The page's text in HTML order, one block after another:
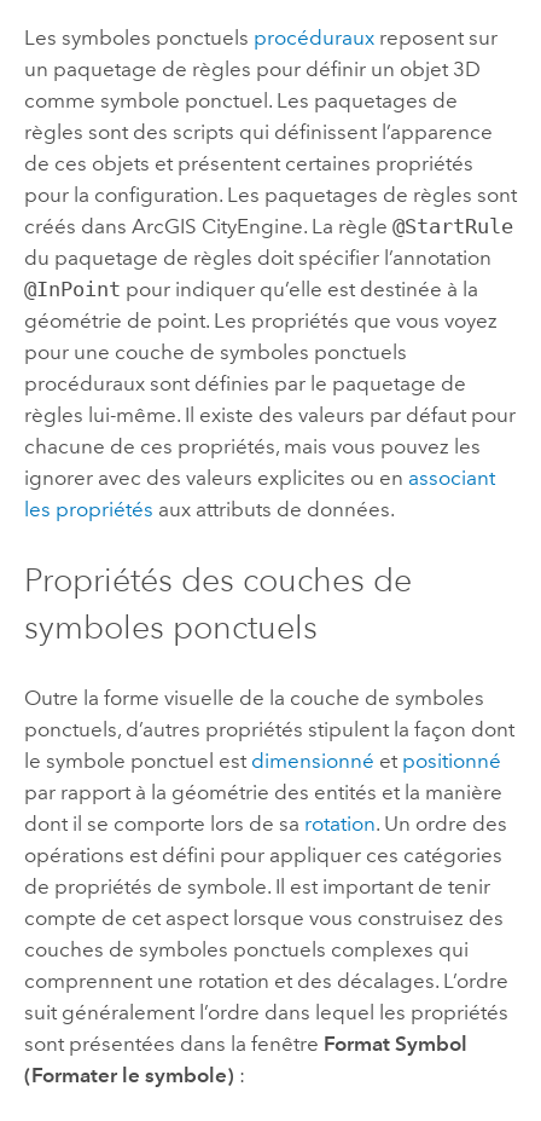
Les symboles ponctuels procédurauxreposent sur
un paquetage de règles pour définir un objet 3D
comme symbole ponctuel. Les paquetages de
règles sont des scripts qui définissent l’apparence
de ces objets et présentent certaines propriétés
pour la configuration. Les paquetages de règles sont
créés dans ArcGIS CityEngine. La règle @StartRule
du paquetage de règles doit spécifier l’annotation
@InPoint pour indiquer qu’elle est destinée à la
géométrie de point. Les propriétés que vous voyez
pour une couche de symboles ponctuels
procéduraux sont définies par le paquetage de
règles lui-même. Il existe des valeurs par défaut pour
chacune de ces propriétés, mais vous pouvez les
ignorer avec des valeurs explicites ou en associant
les propriétés aux attributs de données.
Propriétés des couches de
symboles ponctuels
Outre la forme visuelle de la couche de symboles
ponctuels, d’autres propriétés stipulent la façon dont
le symbole ponctuel est dimensionné et positionné
par rapport à la géométrie des entités et la manière
dont il se comporte lors de sa rotation. Un ordre des
opérations est défini pour appliquer ces catégories
de propriétés de symbole. Il est important de tenir
compte de cet aspect lorsque vous construisez des
couches de symboles ponctuels complexes qui
comprennent une rotation et des décalages. L’ordre
suit généralement l’ordre dans lequel les propriétés
sont présentées dans la fenêtre Format Symbol
(Formater le symbole) :